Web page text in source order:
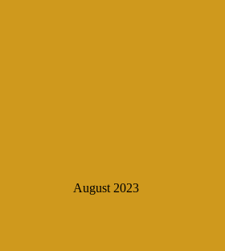
August 2023